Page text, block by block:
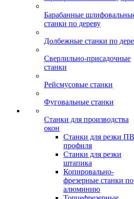
Барабанные
станки по дереву
Долбежные станки по
Сверлильно-присадочные
станки
Рейсмусовые станки
Фуговальные станки
Станки для производства
окон
Станки для резки
профиля
Станки для резки
штапика
Копировально-
фрезерные станки по
алюминию